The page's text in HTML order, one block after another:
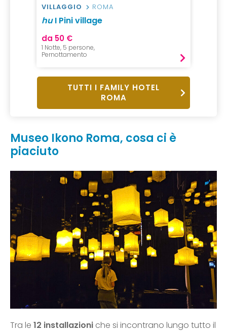
VILLAGGIO ROMA
huI Pini village
da 50 €
1 Notte, 5 persone,
Pernottamento
TUTTI I FAMILY HOTEL
ROMA
Museo Ikono Roma, cosa ci è
piaciuto
Tra le 12 installazioni che si incontrano lungo tutto il